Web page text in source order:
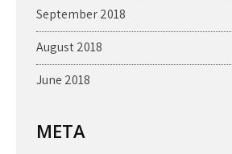
September 2018
August 2018
June 2018
META